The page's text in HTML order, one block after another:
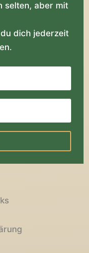
selten, aber mit
dich jederzeit